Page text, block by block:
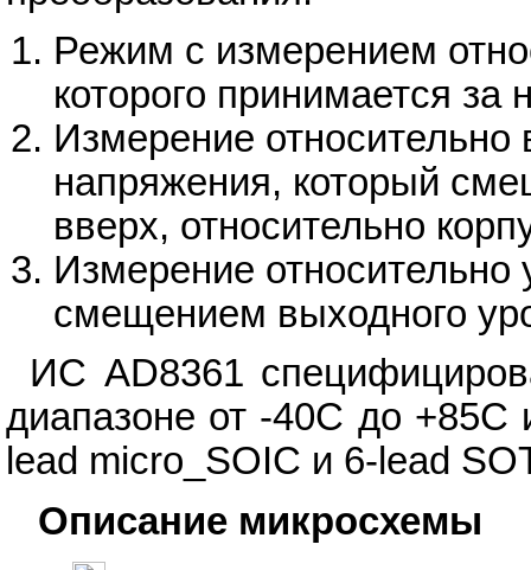
Режим с измерением
которого принимается за
Измерение относительно
напряжения, который
вверх, относительно
Измерение относительно
смещением выходного
ИС AD8361
диапазоне от -40С до +85С
lead micro_SOIC и 6-lead
Описание микросхемы